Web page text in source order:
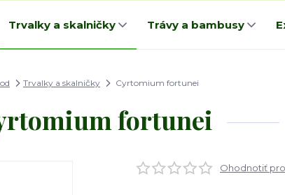
Trvalky a skalničky Trávy a bambusy
Trvalky a skalničky Cyrtomium fortunei
fortunei
Ohodnotiť